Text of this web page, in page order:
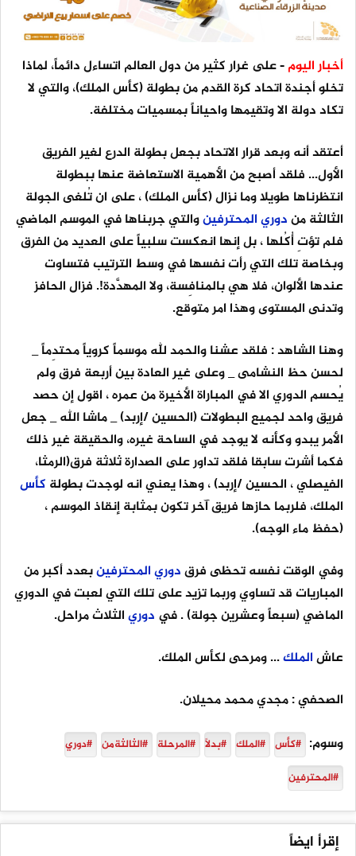
أخبار اليوم- على غرار كثير من دول العالم اتساءل دائماً، لماذا
تخلو أجندة اتحاد كرة القدم من بطولة (كأس الملك)، والتي لا
تكاد دولة الا وتقيمها واحياناً بمسميات مختلفة.
أعتقد أنه وبعد قرار الاتحاد بجعل بطولة الدرع لغير الفريق
الأول... فلقد أصبح من الأهمية الاستعاضة عنها ببطولة
انتظرناها طويلا وما نزال (كأس الملك) ، على ان تُلغى الجولة
الثالثة مندوريالمحترفينوالتي جربناها في الموسم الماضي
فلم تؤتِ أُكُلها ، بل إنها انعكست سلبياً على العديد من الفرق
وبخاصة تلك التي رأت نفسها في وسط الترتيب فتساوت
عندها الألوان، فلا هي بالمنافِسة، ولا المهدَّدة!. فزال الحافز
وتدنى المستوى وهذا امر متوقع.
وهنا الشاهد : فلقد عشنا والحمد لله موسماً كروياً محتدِماً _
لحسن حظ النشامى _ وعلى غير العادة بين أربعة فرق ولم
يُحسم الدوري الا في المباراة الأخيرة من عمره ، اقول إن حصد
فريق واحد لجميع البطولات (الحسين /إربد) _ ماشا الله _ جعل
الأمر يبدو وكأنه لا يوجد في الساحة غيره، والحقيقة غير ذلك
فكما أشرت سابقا فلقد تداور على الصدارة ثلاثة فرق(الرمثا،
الفيصلي ، الحسين /إربد) ، وهذا يعني انه لوجدت بطولة كأس
الملك، فلربما حازها فريق آخر تكون بمثابة إنقاذ الموسم ،
(حفظ ماء الوجه).
وفي الوقت نفسه تحظى فرقدوريالمحترفينبعدد أكبر من
المباريات قد تساوي وربما تزيد على تلك التي لعبت في الدوري
الماضي (سبعاً وعشرين جولة) . في دوريالثلاث مراحل.
عاشالملك... ومرحى لكأس الملك.
الصحفي : مجدي محمد محيلان.
وسوم: #كأس #الملك #بدلاً #المرحلة #الثالثةمن #دوري
#المحترفين
إقرأ ايضاً